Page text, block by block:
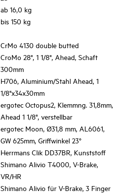
ab 16,0 kg
bis 150 kg
CrMo 4130 double butted
CroMo 28", 1 1/8", Ahead, Schaft
300mm
H706, Aluminium/Stahl Ahead, 1
1/8"x34x30mm
ergotec Octopus2, Klemmng. 31,8mm,
Ahead 1 1/8", verstellbar
ergotec Moon, Ø31,8 mm, AL6061,
GW 625mm, Griffwinkel 23°
Herrmans Clik DD37BR, Kunststoff
Shimano Alivio T4000, V-Brake,
VR/HR
Shimano Alivio für V-Brake, 3 Finger